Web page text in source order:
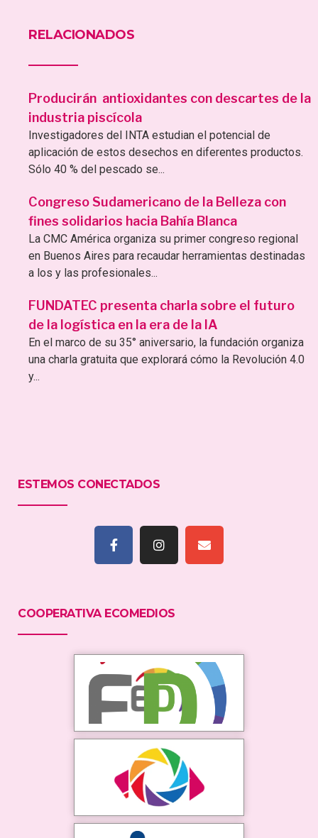
RELACIONADOS
Producirán antioxidantes con descartes de la
industria piscícola
Investigadores del INTA estudian el potencial de
aplicación de estos desechos en diferentes productos.
Sólo 40 % del pescado se...
Congreso Sudamericano de la Belleza con
fines solidarios hacia Bahía Blanca
La CMC América organiza su primer congreso regional
en Buenos Aires para recaudar herramientas destinadas
a los y las profesionales...
FUNDATEC presenta charla sobre el futuro
de la logística en la era de la IA
En el marco de su 35° aniversario, la fundación organiza
una charla gratuita que explorará cómo la Revolución 4.0
y...
ESTEMOS CONECTADOS
COOPERATIVA ECOMEDIOS